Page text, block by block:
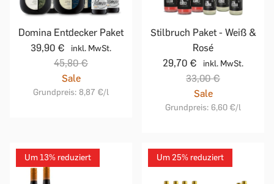
Domina Entdecker Paket
39,90 €
inkl. MwSt.
45,80 €
Sale
Grundpreis: 8,87 €/l
Stilbruch Paket - Weiß &
Rosé
29,70 €
inkl. MwSt.
33,00 €
Sale
Grundpreis: 6,60 €/l
Um 13% reduziert Um 25% reduziert